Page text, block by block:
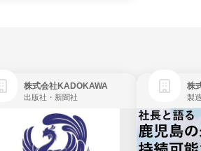
株式会社KADOKAWA
出版社・新聞社
株
製